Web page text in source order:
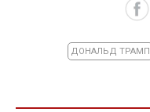
ДОНАЛЬД ТРАМП